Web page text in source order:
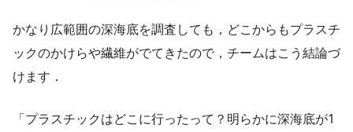
かなり広範囲の深海底を調査しても，どこからもプラスチ
ックのかけらや繊維がでてきたので，チームはこう結論づ
けます．
「プラスチックはどこに行ったって？明らかに深海底が1